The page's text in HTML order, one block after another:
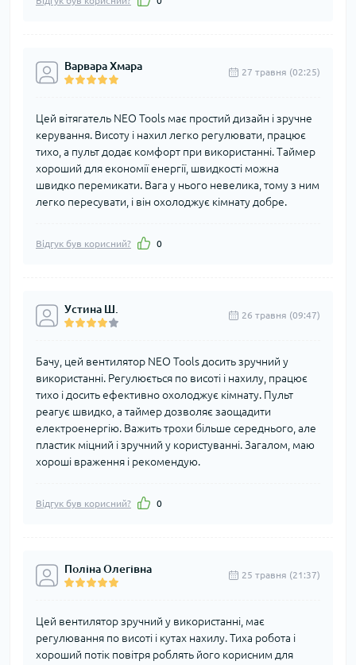
Варвара Хмара 27 травня (02:25)
Цей вітягатель NEO Tools має простий дизайн і зручне
керування. Висоту і нахил легко регулювати, працює
тихо, а пульт додає комфорт при використанні. Таймер
хороший для економії енергії, швидкості можна
швидко перемикати. Вага у нього невелика, тому з ним
легко пересувати, і він охолоджує кімнату добре.
Відгук був корисний? 0
Устина Ш. 26 травня (09:47)
Бачу, цей вентилятор NEO Tools досить зручний у
використанні. Регулюється по висоті і нахилу, працює
тихо і досить ефективно охолоджує кімнату. Пульт
реагує швидко, а таймер дозволяє заощадити
електроенергію. Важить трохи більше середнього, але
пластик міцний і зручний у користуванні. Загалом, маю
хороші враження і рекомендую.
Відгук був корисний? 0
Поліна Олегівна 25 травня (21:37)
Цей вентилятор зручний у використанні, має
регулювання по висоті і кутах нахилу. Тиха робота і
хороший потік повітря роблять його корисним для